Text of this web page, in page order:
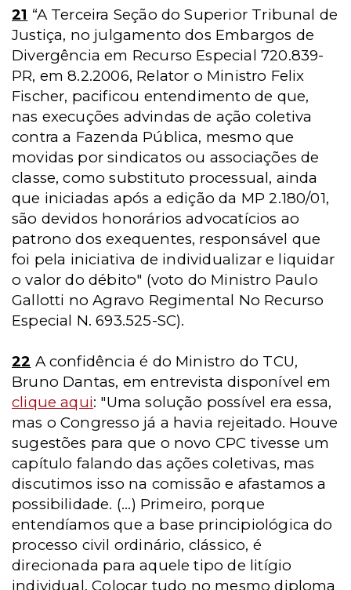
21 “A Terceira Seção do Superior Tribunal de
Justiça, no julgamento dos Embargos de
Divergência em Recurso Especial 720.839-
PR, em 8.2.2006, Relator o Ministro Felix
Fischer, pacificou entendimento de que,
nas execuções advindas de ação coletiva
contra a Fazenda Pública, mesmo que
movidas por sindicatos ou associações de
classe, como substituto processual, ainda
que iniciadas após a edição da MP 2.180/01,
são devidos honorários advocatícios ao
patrono dos exequentes, responsável que
foi pela iniciativa de individualizar e liquidar
o valor do débito" (voto do Ministro Paulo
Gallotti no Agravo Regimental No Recurso
Especial N. 693.525-SC).
22 A confidência é do Ministro do TCU,
Bruno Dantas, em entrevista disponível em
clique aqui: "Uma solução possível era essa,
mas o Congresso já a havia rejeitado. Houve
sugestões para que o novo CPC tivesse um
capítulo falando das ações coletivas, mas
discutimos isso na comissão e afastamos a
possibilidade. (...) Primeiro, porque
entendíamos que a base principiológica do
processo civil ordinário, clássico, é
direcionada para aquele tipo de litígio
individual. Colocar tudo no mesmo diploma